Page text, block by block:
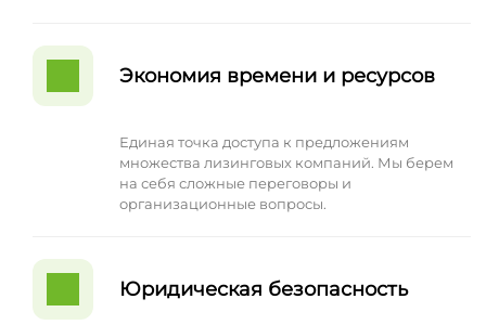
Экономия времени и ресурсов
Единая точка доступа к предложениям
множества лизинговых компаний. Мы берем
на себя сложные переговоры и
организационные вопросы.
Юридическая безопасность